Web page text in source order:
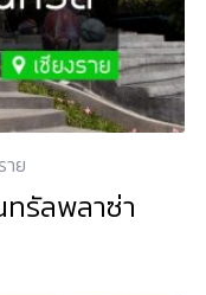
าย
ทรัลพลาซ่า